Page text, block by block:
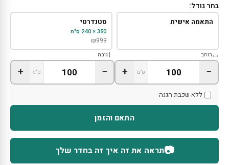
בחר גודל:
התאמה אישית סטנדרטי
350 × 240 ס"מ
₪999
רוחב
− ס"מ +
גובה
− ס"מ +
ללא שכבת הגנה
התאם והזמן
📷תראה את זה איך זה בחדר שלך